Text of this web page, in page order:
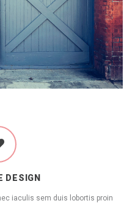
DESIGN
iaculis sem duis lobortis proin